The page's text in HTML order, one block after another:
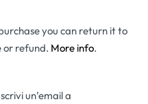
you can return it to
or refund. More info.
un’email a